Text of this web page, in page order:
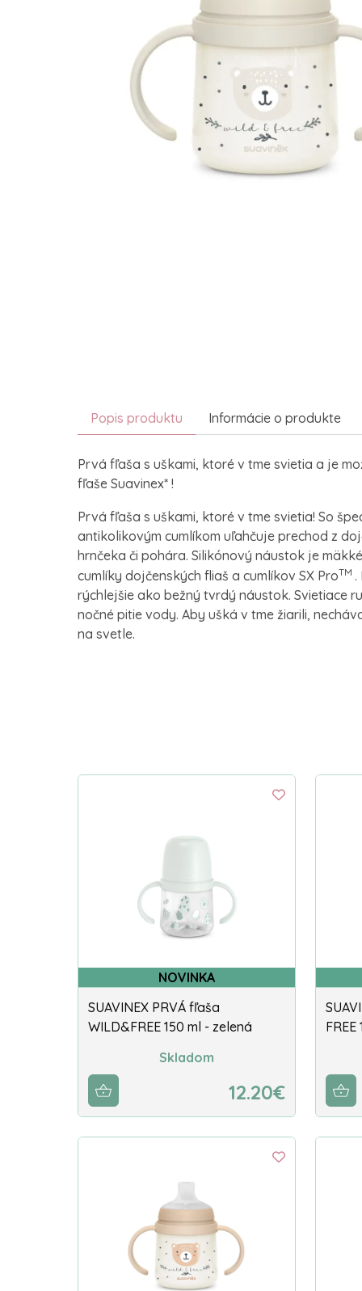
Popis produktu Informácie o produkte
Prvá fľaša s uškami, ktoré v tme svietia a je
fľaše Suavinex* !
Prvá fľaša s uškami, ktoré v tme svietia! So
antikolikovým cumlíkom uľahčuje prechod z
hrnčeka či pohára. Silikónový náustok je
cumlíky dojčenských fliaš a cumlíkov SX ProTM .
rýchlejšie ako bežný tvrdý náustok. Svietiace
nočné pitie vody. Aby ušká v tme žiarili,
na svetle.
NOVINKA
SUAVINEX PRVÁ fľaša
WILD&FREE 150 ml - zelená
Skladom
12.20€